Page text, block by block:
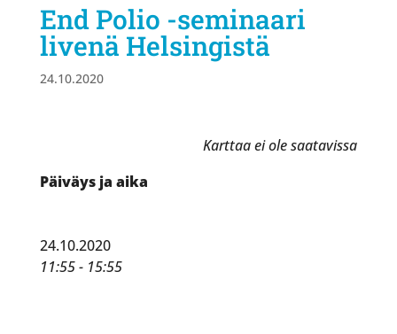
End Polio -seminaari
livenä Helsingistä
24.10.2020
Karttaa ei ole saatavissa
Päiväys ja aika
24.10.2020
11:55 - 15:55